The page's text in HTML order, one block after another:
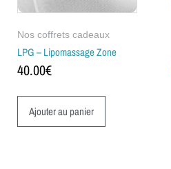
Nos coffrets cadeaux
LPG – Lipomassage Zone
40.00€
Ajouter au panier